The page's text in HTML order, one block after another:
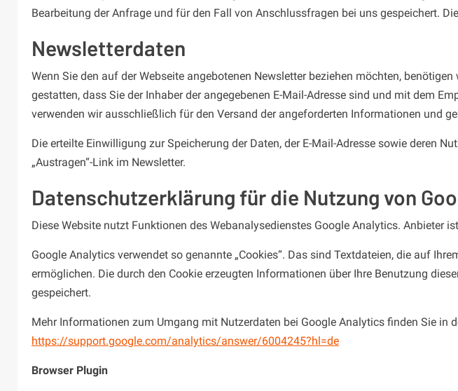
Bearbeitung der Anfrage und für den Fall von Anschlussfragen bei uns gespeichert.
Newsletterdaten
Wenn Sie den auf der Webseite angebotenen Newsletter beziehen möchten,
gestatten, dass Sie der Inhaber der angegebenen E-Mail-Adresse sind und mit dem
verwenden wir ausschließlich für den Versand der angeforderten Informationen und
Die erteilte Einwilligung zur Speicherung der Daten, der E-Mail-Adresse sowie deren
„Austragen“-Link im Newsletter.
Datenschutzerklärung für die Nutzung von
Diese Website nutzt Funktionen des Webanalysedienstes Google Analytics. Anbieter
Google Analytics verwendet so genannte „Cookies“. Das sind Textdateien, die auf
ermöglichen. Die durch den Cookie erzeugten Informationen über Ihre Benutzung
gespeichert.
Mehr Informationen zum Umgang mit Nutzerdaten bei Google Analytics finden Sie in
https://support.google.com/analytics/answer/6004245?hl=de
Browser Plugin